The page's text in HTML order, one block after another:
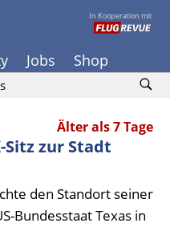
In Kooperation mit
Jobs Shop
Älter als 7 Tage
Sitz zur Stadt
den Standort seiner
Bundesstaat Texas in